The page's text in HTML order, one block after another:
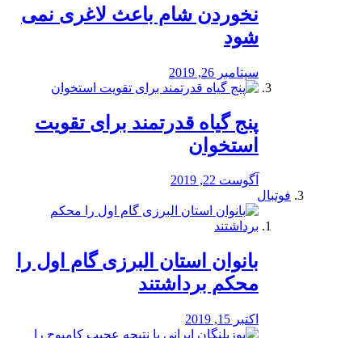
نخوردن شام باعث لاغری نمی
‌شود
سپتامبر 26, 2019
پنج گیاه قدرتمند برای تقویت
استخوان
آگوست 22, 2019
فوتبال
بانوان استان البرزی گام اول را
محكم برداشتند
اکتبر 15, 2019